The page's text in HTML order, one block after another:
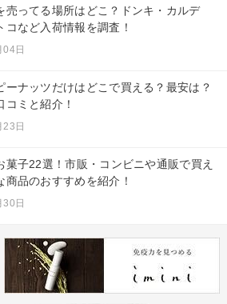
売ってる場所はどこ？ドンキ・カルデ
コなど入荷情報を調査！
04日
ーナッツだけはどこで買える？最安は？
コミと紹介！
23日
菓子22選！市販・コンビニや通販で買え
商品のおすすめを紹介！
30日